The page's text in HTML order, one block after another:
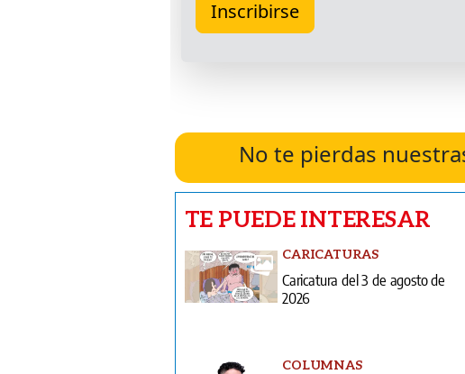
No te pierdas
TE PUEDE INTERESAR
CARICATURAS
Caricatura del 3 de agosto de
2026
COLUMNAS